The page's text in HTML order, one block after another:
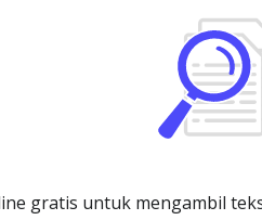
gratis untuk mengambil